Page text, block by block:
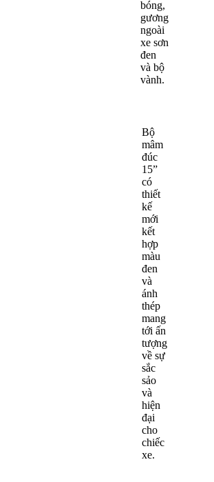
bóng,
gương
ngoài
xe sơn
đen
và bộ
vành.
Bộ
mâm
đúc
15”
có
thiết
kế
mới
kết
hợp
màu
đen
và
ánh
thép
mang
tới ấn
tượng
về sự
sắc
sảo
và
hiện
đại
cho
chiếc
xe.